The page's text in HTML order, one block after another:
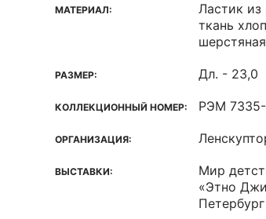
МАТЕРИАЛ:
Ластик из
ткань
шерстяная
РАЗМЕР: Дл. - 23,0
КОЛЛЕКЦИОННЫЙ НОМЕР: РЭМ
ОРГАНИЗАЦИЯ:
ВЫСТАВКИ:
Мир
«Этно